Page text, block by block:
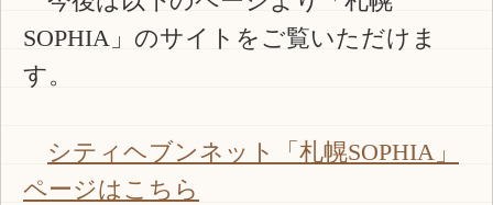
SOPHIA」のサイトをご覧いただけま
す。
シティヘブンネット「札幌SOPHIA」
ページはこちら